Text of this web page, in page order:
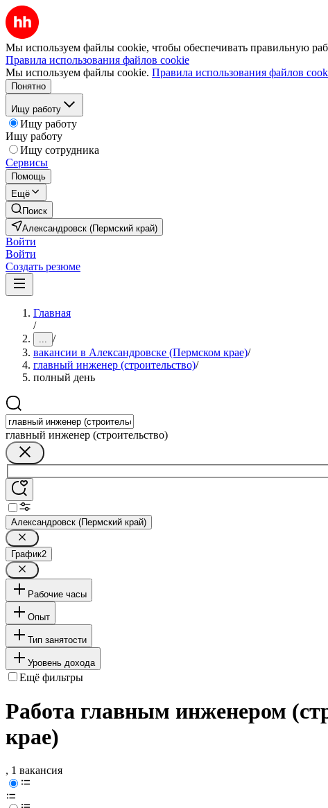
Мы используем файлы cookie, чтобы обеспечивать правильную
Правила использования файлов cookie
Мы используем файлы cookie. Правила использования файлов
Понятно
Ищу работу
Ищу работу
Ищу работу
Ищу сотрудника
Сервисы
Помощь
Ещё
Поиск
Александровск (Пермский край)
Войти
Войти
Создать резюме
Главная
/
... /
вакансии в Александровске (Пермском крае)/
главный инженер (строительство)/
полный день
главный инженер (строительство)
Александровск (Пермский край)
График2
Рабочие часы
Опыт
Тип занятости
Уровень дохода
Ещё фильтры
Работа главным инженером
крае)
, 1 вакансия